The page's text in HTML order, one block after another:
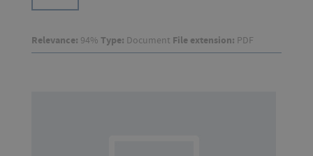
Relevance: 94% Type: Document File extension: PDF